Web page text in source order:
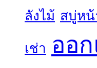
ลังไม้ สบู่หน้
เช่า ออ